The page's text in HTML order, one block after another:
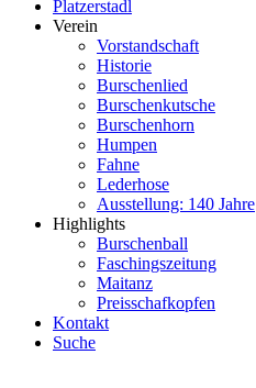
Platzerstadl
Verein
Vorstandschaft
Historie
Burschenlied
Burschenkutsche
Burschenhorn
Humpen
Fahne
Lederhose
Ausstellung: 140 Jahre
Highlights
Burschenball
Faschingszeitung
Maitanz
Preisschafkopfen
Kontakt
Suche